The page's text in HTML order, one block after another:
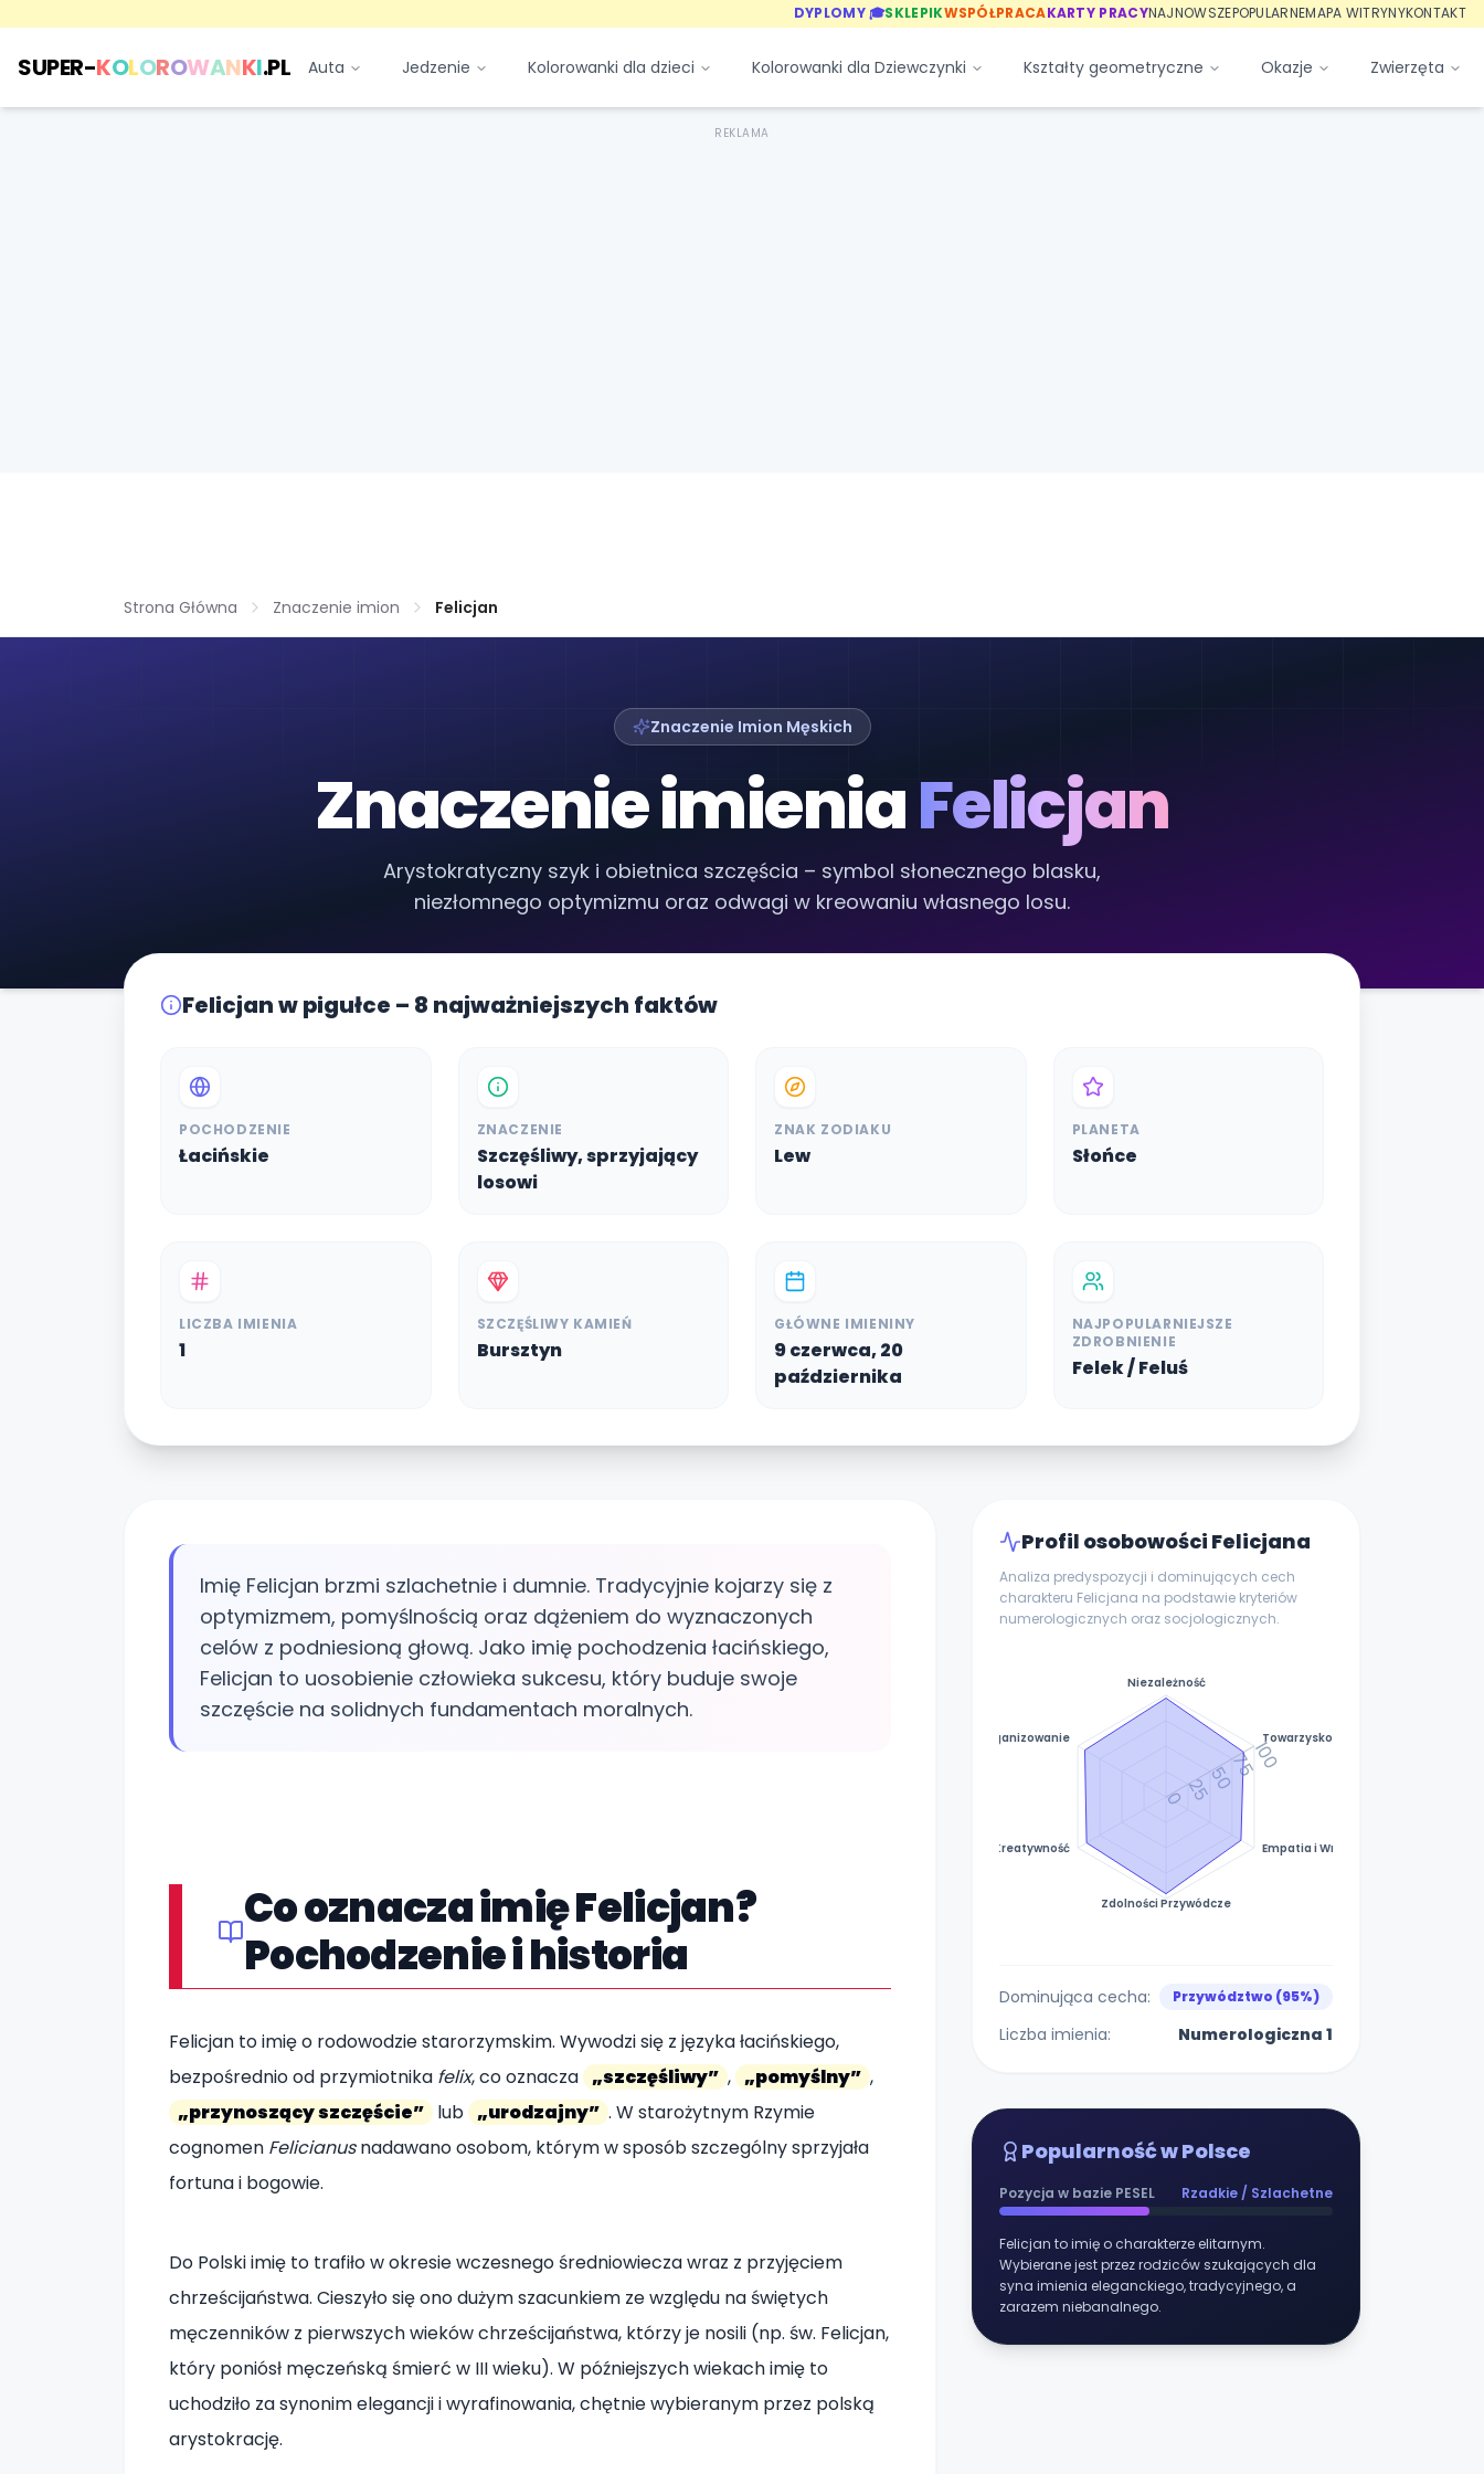
DYPLOMY 🎓SKLEPIKWSPÓŁPRACAKARTY PRACYNAJNOWSZEPOPULARNEMAPA WITRYNYKONTAKT
SUPER-KOLOROWANKI.PL Auta Jedzenie Kolorowanki dla dzieci Kolorowanki dla Dziewczynki Kształty geometryczne Okazje Zwierzęta
REKLAMA
Strona Główna Znaczenie imion Felicjan
Znaczenie Imion Męskich
Znaczenie imieniaFelicjan
Arystokratyczny szyk i obietnica szczęścia – symbol słonecznego blasku,
niezłomnego optymizmu oraz odwagi w kreowaniu własnego losu.
Felicjan w pigułce – 8 najważniejszych faktów
POCHODZENIE
Łacińskie
ZNACZENIE
Szczęśliwy, sprzyjający
losowi
ZNAK ZODIAKU
Lew
PLANETA
Słońce
LICZBA IMIENIA
1
SZCZĘŚLIWY KAMIEŃ
Bursztyn
GŁÓWNE IMIENINY
9 czerwca, 20
października
NAJPOPULARNIEJSZE
ZDROBNIENIE
Felek / Feluś
Imię Felicjan brzmi szlachetnie i dumnie. Tradycyjnie kojarzy się z
optymizmem, pomyślnością oraz dążeniem do wyznaczonych
celów z podniesioną głową. Jako imię pochodzenia łacińskiego,
Felicjan to uosobienie człowieka sukcesu, który buduje swoje
szczęście na solidnych fundamentach moralnych.
Co oznacza imię Felicjan?
Pochodzenie i historia
Felicjan to imię o rodowodzie starorzymskim. Wywodzi się z języka łacińskiego,
bezpośrednio od przymiotnika felix, co oznacza „szczęśliwy” , „pomyślny” ,
„przynoszący szczęście” lub „urodzajny” . W starożytnym Rzymie
cognomen Felicianusnadawano osobom, którym w sposób szczególny sprzyjała
fortuna i bogowie.
Do Polski imię to trafiło w okresie wczesnego średniowiecza wraz z przyjęciem
chrześcijaństwa. Cieszyło się ono dużym szacunkiem ze względu na świętych
męczenników z pierwszych wieków chrześcijaństwa, którzy je nosili (np. św. Felicjan,
który poniósł męczeńską śmierć w III wieku). W późniejszych wiekach imię to
uchodziło za synonim elegancji i wyrafinowania, chętnie wybieranym przez polską
arystokrację.
Profil osobowości Felicjana
Analiza predyspozycji i dominujących cech
charakteru Felicjana na podstawie kryteriów
numerologicznych oraz socjologicznych.
Niezależność
Towarzyskość
Empatia i Wrażliwość
Zdolności Przywódcze
Kreatywność
Zorganizowanie
0255075100
Dominująca cecha: Przywództwo (95%)
Liczba imienia: Numerologiczna 1
Popularność w Polsce
Pozycja w bazie PESEL Rzadkie / Szlachetne
Felicjan to imię o charakterze elitarnym.
Wybierane jest przez rodziców szukających dla
syna imienia eleganckiego, tradycyjnego, a
zarazem niebanalnego.